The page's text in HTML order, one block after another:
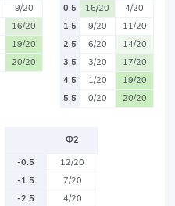
9/20
16/20
19/20
20/20
0.5
16/20
4/20
1.5
9/20
11/20
2.5
6/20
14/20
3.5
3/20
17/20
4.5
1/20
19/20
5.5
0/20 20/20
Ф2
-0.5
12/20
-1.5
7/20
-2.5
4/20